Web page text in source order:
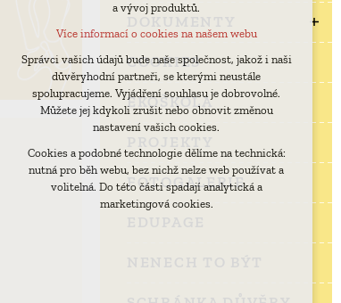
COOKIES
EKOŠKOLA
FOTOGALERIE
analytická pro anonymizované vyhodnocení
návštěvnosti
marketingová cookies (Google)
Více informací o cookies na našem webu
Přijmout všechny cookies
Odmítnout vše
a vývoj produktů.
Více informací o cookies na našem webu
Správci vašich údajů bude naše společnost, jakož i naši
důvěryhodní partneři, se kterými neustále
spolupracujeme. Vyjádření souhlasu je dobrovolné.
Můžete jej kdykoli zrušit nebo obnovit změnou
nastavení vašich cookies.
Cookies a podobné technologie dělíme na technická:
nutná pro běh webu, bez nichž nelze web používat a
volitelná. Do této části spadají analytická a
marketingová cookies.